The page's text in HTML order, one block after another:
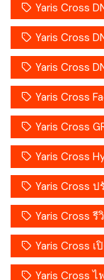
Yaris Cross
Yaris Cross
Yaris Cross
Yaris Cross
Yaris Cross
Yaris Cross
Yaris Cross
Yaris Cross รี
Yaris Cross เ
Yaris Cross